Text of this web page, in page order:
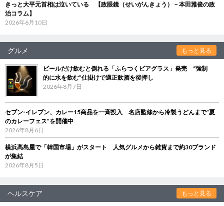
きっと大平元首相は泣いている 【政眼鏡（せいがんきょう）－本田雅俊の政
治コラム】
2026年6月10日
グルメ もっと見る
ビールだけ飲むと倒れる「ふらつくビアグラス」発売 “強制
的に水を飲む”仕掛けで適正飲酒を後押し
2026年8月7日
セブン‐イレブン、カレー15商品を一斉投入 名店監修から冷製うどんまで“夏
のカレーフェス”を開催中
2026年8月6日
横浜高島屋で「韓国市場」がスタート 人気グルメから雑貨まで約30ブランド
が集結
2026年8月5日
ヘルスケア もっと見る